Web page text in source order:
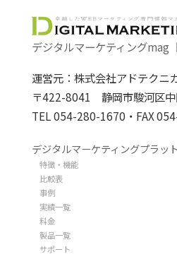
デジタルマーケティングmag
運営元：株式会社アドテクニ
〒422-8041 静岡市駿河区
TEL 054-280-1670・FAX
デジタルマーケティングプラ
特徴・機能
比較表
事例
実績一覧
料金
製品一覧
サポート